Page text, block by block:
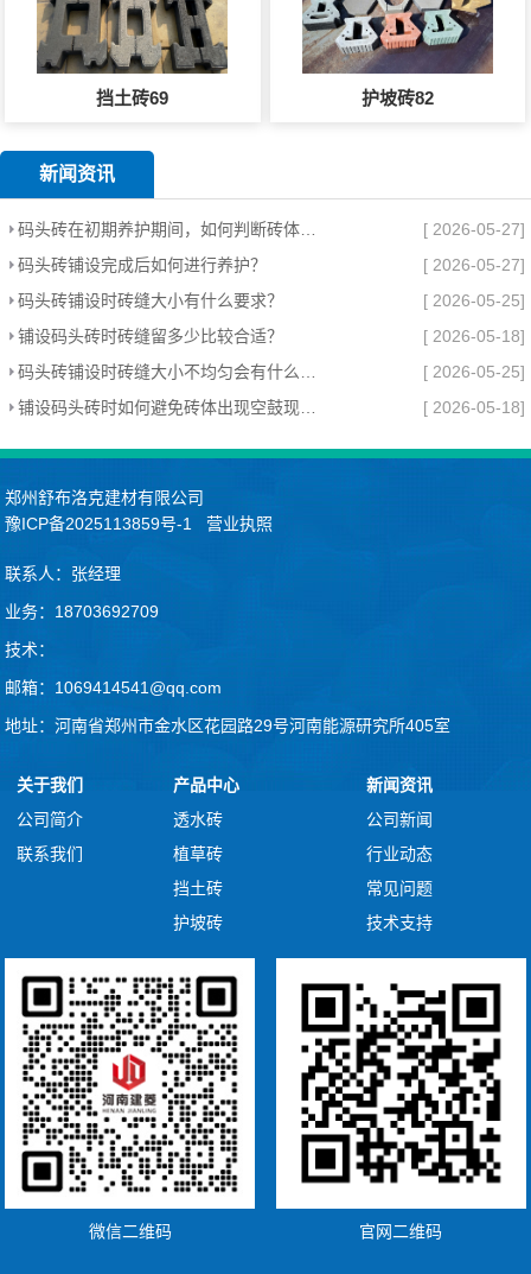
挡土砖69 护坡砖82
新闻资讯
[ 2026-05-27]
码头砖铺设完成后如何进行养护？
[ 2026-05-27]
码头砖铺设时砖缝大小有什么要求？
[ 2026-05-25]
铺设码头砖时砖缝留多少比较合适？
[ 2026-05-18]
[ 2026-05-25]
[ 2026-05-18]
郑州舒布洛克建材有限公司
豫ICP备2025113859号-1
营业执照
联系人：张经理
业务：18703692709
技术：
邮箱：1069414541@qq.com
地址：河南省郑州市金水区花园路29号河南能源研究所405室
关于我们
公司简介
联系我们
产品中心
透水砖
植草砖
挡土砖
护坡砖
新闻资讯
公司新闻
行业动态
常见问题
技术支持
微信二维码 官网二维码